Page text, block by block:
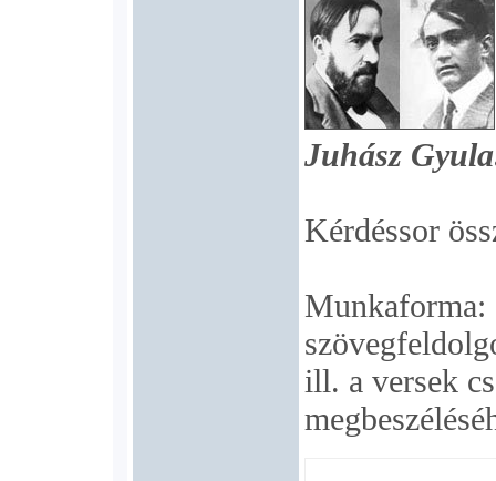
Juhász
Kérdéssor
Munkaforma:
ill. a versek